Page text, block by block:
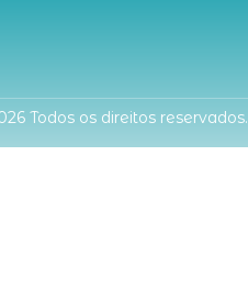
Todos os direitos reservados.